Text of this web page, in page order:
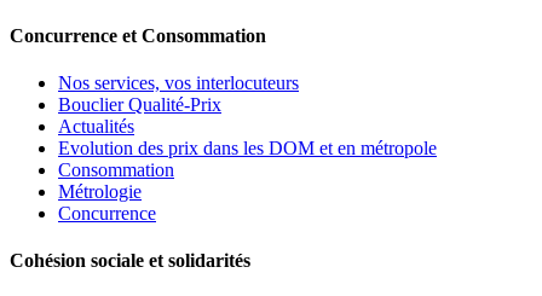
Concurrence et Consommation
Nos services, vos interlocuteurs
Bouclier Qualité-Prix
Actualités
Evolution des prix dans les DOM et en métropole
Consommation
Métrologie
Concurrence
Cohésion sociale et solidarités